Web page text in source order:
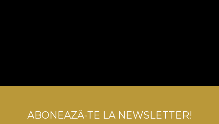
ABONEAZĂ-TE LA NEWSLETTER!